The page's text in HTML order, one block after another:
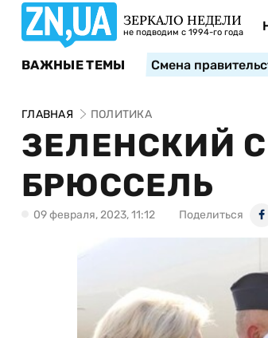
ЗЕРКАЛО НЕДЕЛИ
не подводим с 1994-го года
ВАЖНЫЕ ТЕМЫ Смена
ГЛАВНАЯ ПОЛИТИКА
ЗЕЛЕНСКИЙ
БРЮССЕЛЬ
09 февраля, 2023, 11:12 Поделиться